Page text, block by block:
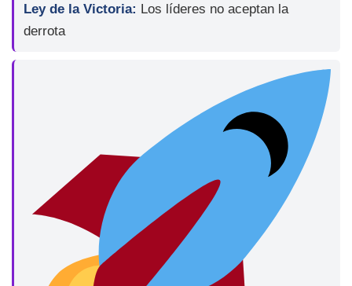
Ley de la Victoria: Los líderes no aceptan la
derrota